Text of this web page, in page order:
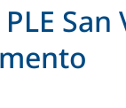
San